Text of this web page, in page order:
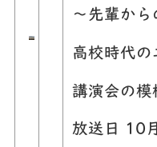
～先輩か
高校時代
講演会の模
放送日 10